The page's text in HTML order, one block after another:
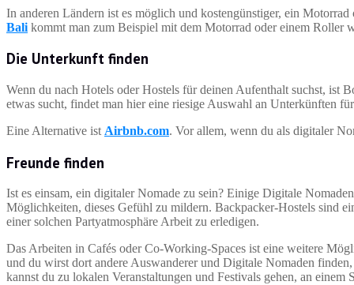
In anderen Ländern ist es möglich und kostengünstiger, ein
Bali kommt man zum Beispiel mit dem Motorrad oder einem Roller
Die Unterkunft finden
Wenn du nach Hotels oder Hostels für deinen Aufenthalt suchst, ist
etwas sucht, findet man hier eine riesige Auswahl an Unterkünften
Eine Alternative ist Airbnb.com. Vor allem, wenn du als digitaler
Freunde finden
Ist es einsam, ein digitaler Nomade zu sein? Einige Digitale
Möglichkeiten, dieses Gefühl zu mildern. Backpacker-Hostels sind
einer solchen Partyatmosphäre Arbeit zu erledigen.
Das Arbeiten in Cafés oder Co-Working-Spaces ist eine weitere
und du wirst dort andere Auswanderer und Digitale Nomaden
kannst du zu lokalen Veranstaltungen und Festivals gehen, an